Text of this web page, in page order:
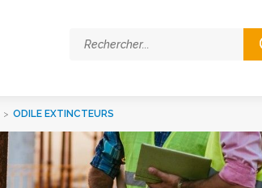
> ODILE EXTINCTEURS